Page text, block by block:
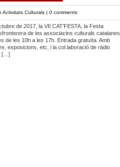
Activitats Culturals | 0 comments
de 2017, la VII CAT’FESTA, la Festa
de les associacins culturals catalanes.
de les 10h a les 17h. Entrada gratuïta. Amb
exposicions, etc, i la col.laboració de ràdio
[…]